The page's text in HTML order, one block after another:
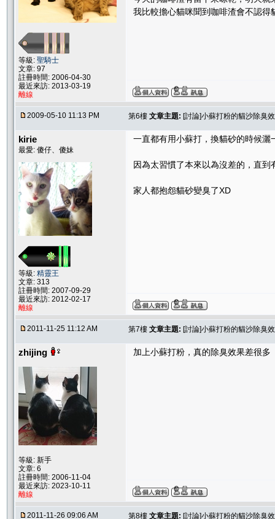
等級: 聖騎士
文章: 97
註冊時間: 2006-04-30
最近來訪: 2013-03-19
離線
我比較擔心貓咪聞到咖啡渣會不認得
2009-05-10 11:13 PM 第6樓 文章主題: [討論]小蘇打粉的貓沙除臭
kirie
最愛: 傻仔、傻妹
等級: 精靈王
文章: 313
註冊時間: 2007-09-29
最近來訪: 2012-02-17
離線
一直都有用小蘇打，換貓砂的時候灑
因為太習慣了本來以為沒差的，直
家人都抱怨貓砂變臭了XD
2011-11-25 11:12 AM 第7樓 文章主題: [討論]小蘇打粉的貓沙除臭
zhijing
等級: 新手
文章: 6
註冊時間: 2006-11-04
最近來訪: 2023-10-11
離線
加上小蘇打粉，真的除臭效果差很
2011-11-26 09:06 AM 第8樓 文章主題: [討論]小蘇打粉的貓沙除臭